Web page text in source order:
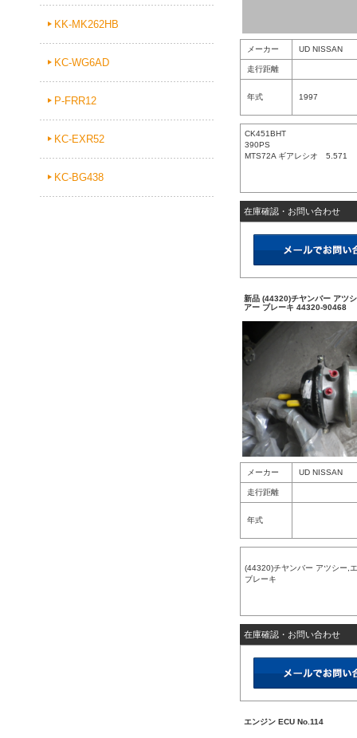
KK-MK262HB
KC-WG6AD
P-FRR12
KC-EXR52
KC-BG438
メーカー UD NISSAN
走行距離
年式 1997
CK451BHT
390PS
MTS72A ギアレシオ 5.571
在庫確認・お問い合わせ
新品 (44320)チヤンバー アツ
アー ブレーキ 44320-90468
メーカー UD NISSAN
走行距離
年式
(44320)チヤンバー アツシー,
ブレーキ
在庫確認・お問い合わせ
エンジン ECU No.114